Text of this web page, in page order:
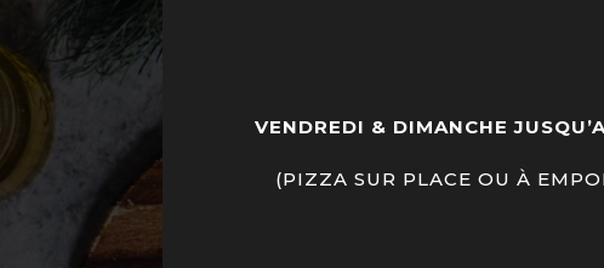
VENDREDI & DIMANCHE
(PIZZA SUR PLACE OU À